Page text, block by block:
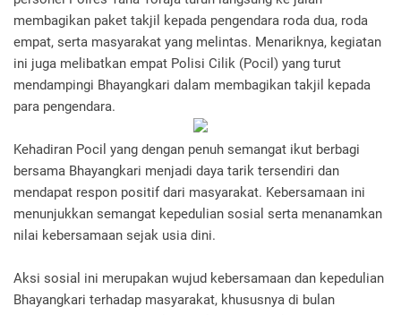
membagikan paket takjil kepada pengendara roda dua, roda
empat, serta masyarakat yang melintas. Menariknya, kegiatan
ini juga melibatkan empat Polisi Cilik (Pocil) yang turut
mendampingi Bhayangkari dalam membagikan takjil kepada
para pengendara.
Kehadiran Pocil yang dengan penuh semangat ikut berbagi
bersama Bhayangkari menjadi daya tarik tersendiri dan
mendapat respon positif dari masyarakat. Kebersamaan ini
menunjukkan semangat kepedulian sosial serta menanamkan
nilai kebersamaan sejak usia dini.
Aksi sosial ini merupakan wujud kebersamaan dan kepedulian
Bhayangkari terhadap masyarakat, khususnya di bulan